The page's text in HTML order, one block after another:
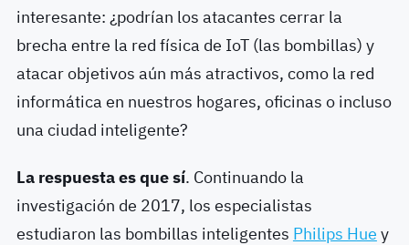
interesante: ¿podrían los atacantes cerrar la
brecha entre la red física de IoT (las bombillas) y
atacar objetivos aún más atractivos, como la red
informática en nuestros hogares, oficinas o incluso
una ciudad inteligente?
La respuesta es que sí. Continuando la
investigación de 2017, los especialistas
estudiaron las bombillas inteligentes Philips Hue y